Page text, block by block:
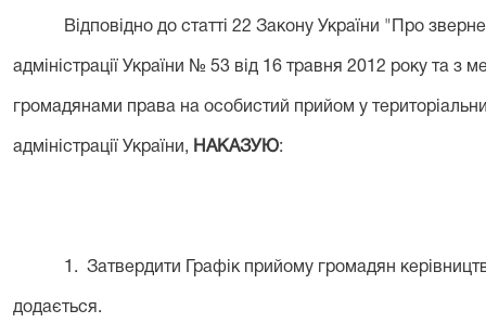
Відповідно до статті 22 Закону України "Про
адміністрації України № 53 від 16 травня 2012 року та з
громадянами права на особистий прийом у
адміністрації України, НАКАЗУЮ:
1. Затвердити Графік прийому громадян
додається.